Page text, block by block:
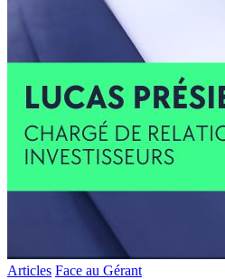
Articles Face au Gérant